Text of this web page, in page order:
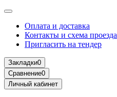
Оплата и доставка
Контакты и схема проезда
Пригласить на тендер
Закладки0
Сравнение0
Личный кабинет